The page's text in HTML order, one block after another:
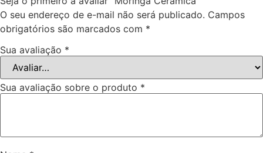
O seu endereço de e-mail não será publicado. Campos
obrigatórios são marcados com *
Sua avaliação *
Sua avaliação sobre o produto *